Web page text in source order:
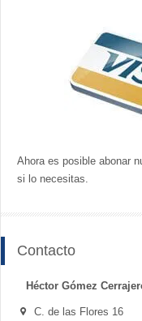
Ahora es posible abonar
si lo necesitas.
Contacto
Héctor Gómez
C. de las Flores 16